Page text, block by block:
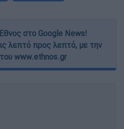
στο Google News!
λεπτό προς λεπτό, με την
www.ethnos.gr